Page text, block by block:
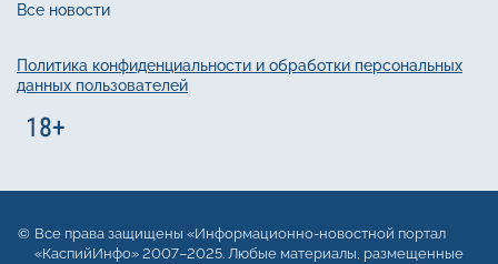
Все новости
Политика конфиденциальности и обработки персональных
данных пользователей
Все права защищены «Информационно-новостной портал
«КаспийИнфо» 2007–2025. Любые материалы, размещенные